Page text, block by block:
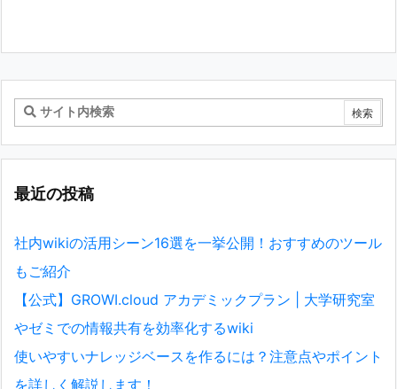
最近の投稿
社内wikiの活用シーン16選を一挙公開！おすすめのツール
もご紹介
【公式】GROWI.cloud アカデミックプラン | 大学研究室
やゼミでの情報共有を効率化するwiki
使いやすいナレッジベースを作るには？注意点やポイント
を詳しく解説します！